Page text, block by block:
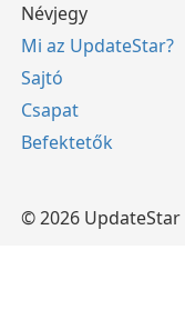
Névjegy
Mi az UpdateStar?
Sajtó
Csapat
Befektetők
© 2026 UpdateStar